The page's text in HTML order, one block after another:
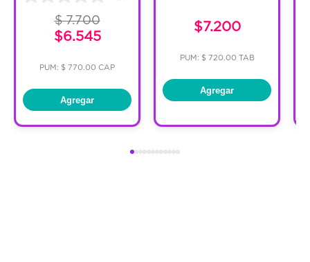
$ 7.700
$6.545
PUM: $ 770.00 CAP
Agregar
$7.200
PUM: $ 720.00 TAB
Agregar